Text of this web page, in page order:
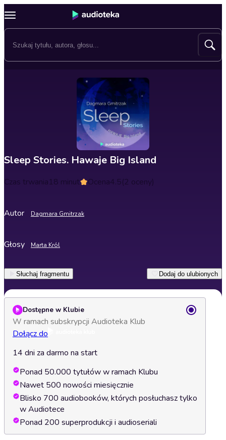
Sleep Stories. Hawaje Big Island
Czas trwania18 minut Ocena4.5(2 oceny)
Autor Dagmara Gmitrzak
Głosy Marta Król
Słuchaj fragmentu Dodaj do ulubionych
Dostępne w Klubie
W ramach subskrypcji Audioteka Klub
Dołącz do
14 dni za darmo na start
Ponad 50.000 tytułów w ramach Klubu
Nawet 500 nowości miesięcznie
Blisko 700 audiobooków, których posłuchasz tylko
w Audiotece
Ponad 200 superprodukcji i audioseriali